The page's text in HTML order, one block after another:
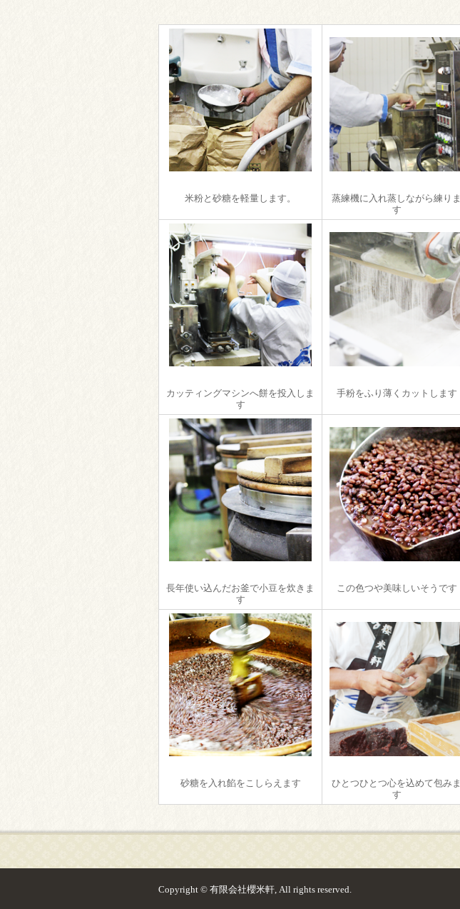
米粉と砂糖を軽量します。
蒸練機に入れ蒸しながら練りま
す
カッティングマシンへ餅を投入しま
す
手粉をふり薄くカットします
長年使い込んだお釜で小豆を炊きま
す
この色つや美味しいそうです
砂糖を入れ餡をこしらえます
ひとつひとつ心を込めて包みま
す
Copyright © 有限会社櫻米軒, All rights reserved.